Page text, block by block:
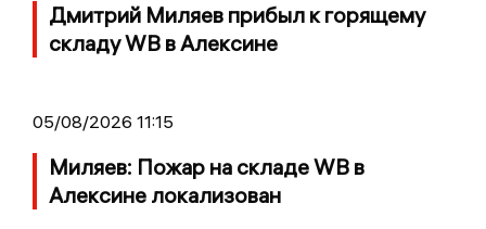
Дмитрий Миляев прибыл к горящему
складу WB в Алексине
05/08/2026 11:15
Миляев: Пожар на складе WB в
Алексине локализован